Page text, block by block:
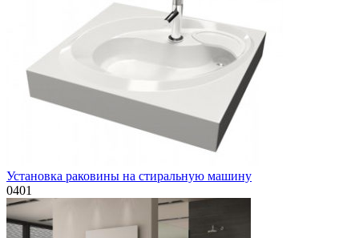
Установка раковины на стиральную машину
0401